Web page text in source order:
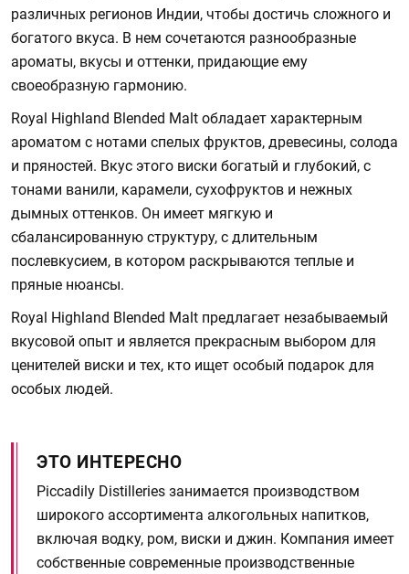
различных регионов Индии, чтобы достичь сложного и
богатого вкуса. В нем сочетаются разнообразные
ароматы, вкусы и оттенки, придающие ему
своеобразную гармонию.
Royal Highland Blended Malt обладает характерным
ароматом с нотами спелых фруктов, древесины, солода
и пряностей. Вкус этого виски богатый и глубокий, с
тонами ванили, карамели, сухофруктов и нежных
дымных оттенков. Он имеет мягкую и
сбалансированную структуру, с длительным
послевкусием, в котором раскрываются теплые и
пряные нюансы.
Royal Highland Blended Malt предлагает незабываемый
вкусовой опыт и является прекрасным выбором для
ценителей виски и тех, кто ищет особый подарок для
особых людей.
ЭТО ИНТЕРЕСНО
Piccadily Distilleries занимается производством
широкого ассортимента алкогольных напитков,
включая водку, ром, виски и джин. Компания имеет
собственные современные производственные